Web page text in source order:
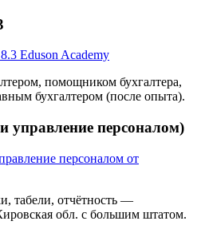
Eduson Academy
помощником бухгалтера,
бухгалтером (после опыта).
управление персоналом)
персоналом от
табели, отчётность —
обл. с большим штатом.